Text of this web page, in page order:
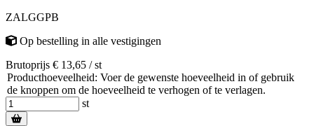
ZALGGPB
Op bestelling in alle vestigingen
Brutoprijs € 13,65 / st
Producthoeveelheid: Voer de gewenste hoeveelheid in of gebruik
de knoppen om de hoeveelheid te verhogen of te verlagen.
st